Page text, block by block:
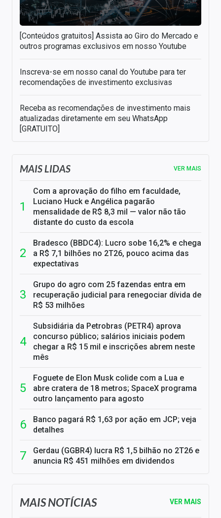
[Conteúdos gratuitos] Assista ao Giro do Mercado e
outros programas exclusivos em nosso Youtube
Inscreva-se em nosso canal do Youtube para ter
recomendações de investimento exclusivas
Receba as recomendações de investimento mais
atualizadas diretamente em seu WhatsApp
[GRATUITO]
MAIS LIDAS VER MAIS
Com a aprovação do filho em faculdade,
Luciano Huck e Angélica pagarão
mensalidade de R$ 8,3 mil — valor não tão
distante do custo da escola
Bradesco (BBDC4): Lucro sobe 16,2% e chega
a R$ 7,1 bilhões no 2T26, pouco acima das
expectativas
Grupo do agro com 25 fazendas entra em
recuperação judicial para renegociar dívida de
R$ 53 milhões
Subsidiária da Petrobras (PETR4) aprova
concurso público; salários iniciais podem
chegar a R$ 15 mil e inscrições abrem neste
mês
Foguete de Elon Musk colide com a Lua e
abre cratera de 18 metros; SpaceX programa
outro lançamento para agosto
Banco pagará R$ 1,63 por ação em JCP; veja
detalhes
Gerdau (GGBR4) lucra R$ 1,5 bilhão no 2T26 e
anuncia R$ 451 milhões em dividendos
MAIS NOTÍCIAS VER MAIS